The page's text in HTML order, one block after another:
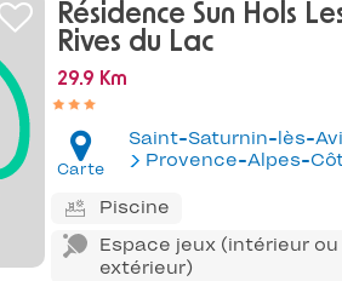
Résidence Sun Hols
Rives du Lac
29.9 Km
Carte Provence-Alpes-Côte
Piscine
Espace jeux (intérieur ou
extérieur)